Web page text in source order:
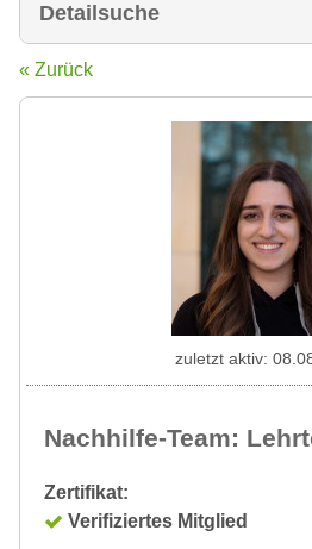
Detailsuche
« Zurück
Nachhilfe-Team:
Zertifikat:
Verifiziertes Mitglied
zuletzt aktiv: